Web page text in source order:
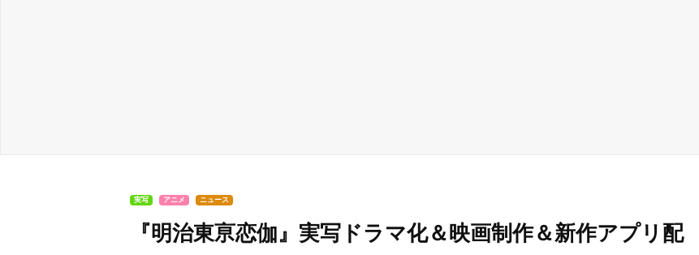
実写 アニメ ニュース
『明治東亰恋伽』実写ドラマ化＆映画制作＆新作アプリ配